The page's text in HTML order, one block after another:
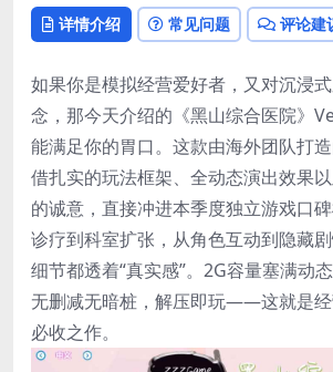
详情介绍 常见问题 评论建
如果你是模拟经营爱好者，又对沉浸
念，那今天介绍的《黑山综合医院》
能满足你的胃口。这款由海外团队打
借扎实的玩法框架、全动态演出效果
的诚意，直接冲进本季度独立游戏口
诊疗到科室扩张，从角色互动到隐藏
细节都透着“真实感”。2G容量塞满动
无删减无暗桩，解压即玩——这就是
必收之作。